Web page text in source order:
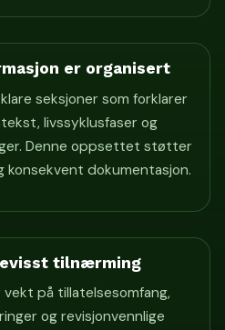
er organisert
seksjoner som forklarer
livssyklusfaser og
Denne oppsettet støtter
konsekvent dokumentasjon.
tilnærming
på tillatelsesomfang,
og revisjonvennlige